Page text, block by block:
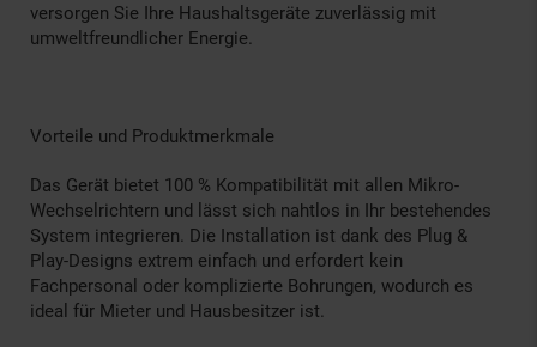
versorgen Sie Ihre Haushaltsgeräte zuverlässig mit
umweltfreundlicher Energie.
Vorteile und Produktmerkmale
Das Gerät bietet 100 % Kompatibilität mit allen Mikro-
Wechselrichtern und lässt sich nahtlos in Ihr bestehendes
System integrieren. Die Installation ist dank des Plug &
Play-Designs extrem einfach und erfordert kein
Fachpersonal oder komplizierte Bohrungen, wodurch es
ideal für Mieter und Hausbesitzer ist.